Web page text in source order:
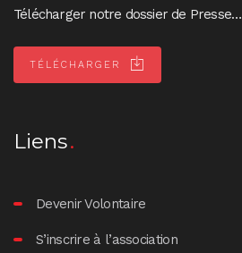
Télécharger notre dossier de Presse…
TÉLÉCHARGER
Liens
Devenir Volontaire
S’inscrire à l’association